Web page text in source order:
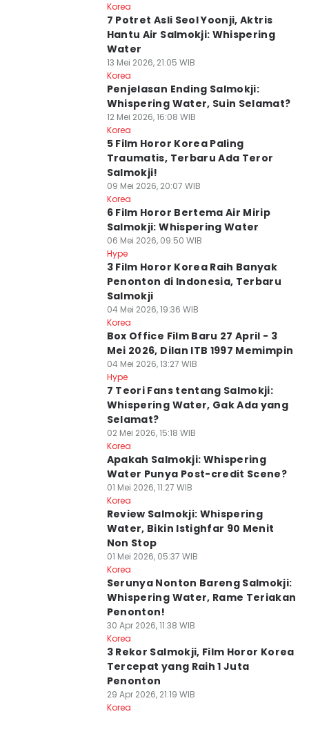
Korea
7 Potret Asli Seol Yoonji, Aktris
Hantu Air Salmokji: Whispering
Water
13 Mei 2026, 21:05 WIB
Korea
Penjelasan Ending Salmokji:
Whispering Water, Suin Selamat?
12 Mei 2026, 16:08 WIB
Korea
5 Film Horor Korea Paling
Traumatis, Terbaru Ada Teror
Salmokji!
09 Mei 2026, 20:07 WIB
Korea
6 Film Horor Bertema Air Mirip
Salmokji: Whispering Water
06 Mei 2026, 09:50 WIB
Hype
3 Film Horor Korea Raih Banyak
Penonton di Indonesia, Terbaru
Salmokji
04 Mei 2026, 19:36 WIB
Korea
Box Office Film Baru 27 April - 3
Mei 2026, Dilan ITB 1997 Memimpin
04 Mei 2026, 13:27 WIB
Hype
7 Teori Fans tentang Salmokji:
Whispering Water, Gak Ada yang
Selamat?
02 Mei 2026, 15:18 WIB
Korea
Apakah Salmokji: Whispering
Water Punya Post-credit Scene?
01 Mei 2026, 11:27 WIB
Korea
Review Salmokji: Whispering
Water, Bikin Istighfar 90 Menit
Non Stop
01 Mei 2026, 05:37 WIB
Korea
Serunya Nonton Bareng Salmokji:
Whispering Water, Rame Teriakan
Penonton!
30 Apr 2026, 11:38 WIB
Korea
3 Rekor Salmokji, Film Horor Korea
Tercepat yang Raih 1 Juta
Penonton
29 Apr 2026, 21:19 WIB
Korea